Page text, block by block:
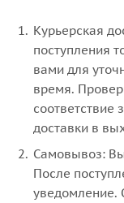
Курьерская
поступления
вами для
время.
соответствие
доставки в
Самовывоз:
После
уведомление.